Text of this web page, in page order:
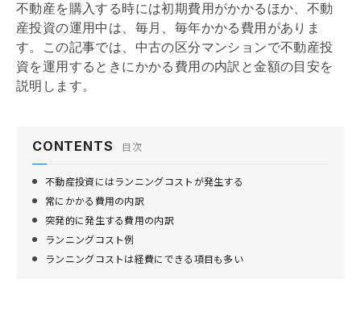
不動産を購入する時には初期費用がかかるほか、不動
産投資の運用中は、毎月、毎年かかる費用がありま
す。この記事では、中古の区分マンションで不動産投
資を運用するときにかかる費用の内訳と金額の目安を
説明します。
CONTENTS 目次
不動産投資にはランニングコストが発生する
常にかかる費用の内訳
突発的に発生する費用の内訳
ランニングコスト例
ランニングコストは経費にできる項目も多い